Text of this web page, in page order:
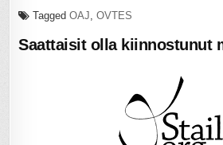
TaggedOAJ,OVTES
Saattaisit olla kiinnostunut